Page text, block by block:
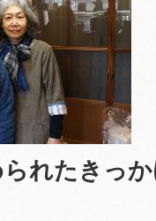
られたきっ